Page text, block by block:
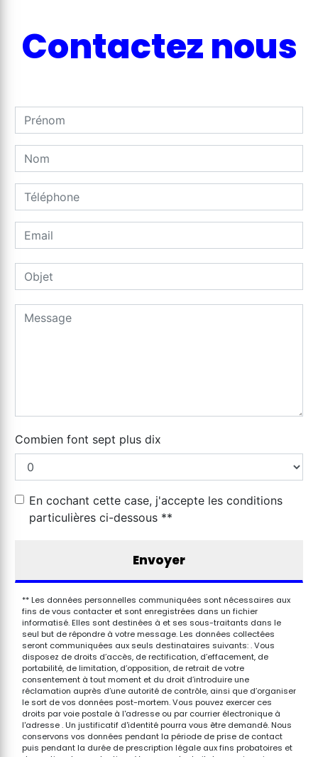
Contactez nous
Combien font sept plus dix
En cochant cette case, j'accepte les conditions
particulières ci-dessous **
Envoyer
** Les données personnelles communiquées sont nécessaires aux
fins de vous contacter et sont enregistrées dans un fichier
informatisé. Elles sont destinées à et ses sous-traitants dans le
seul but de répondre à votre message. Les données collectées
seront communiquées aux seuls destinataires suivants: . Vous
disposez de droits d’accès, de rectification, d’effacement, de
portabilité, de limitation, d’opposition, de retrait de votre
consentement à tout moment et du droit d’introduire une
réclamation auprès d’une autorité de contrôle, ainsi que d’organiser
le sort de vos données post-mortem. Vous pouvez exercer ces
droits par voie postale à l'adresse ou par courrier électronique à
l'adresse . Un justificatif d'identité pourra vous être demandé. Nous
conservons vos données pendant la période de prise de contact
puis pendant la durée de prescription légale aux fins probatoires et